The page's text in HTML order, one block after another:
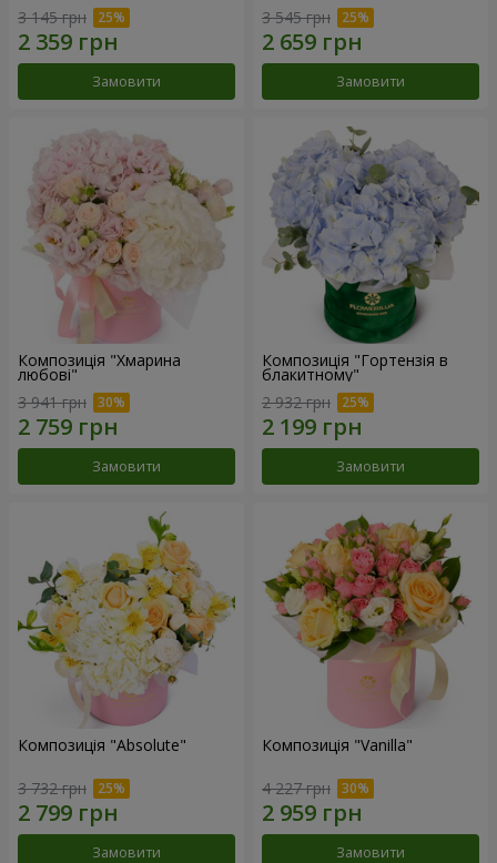
3 145 грн
Замовити
3 545 грн
Замовити
Композиція "Хмарина
любові"
3 941 грн
Замовити
Композиція "Гортензія в
блакитному"
2 932 грн
Замовити
Композиція "Absolute"
3 732 грн
Замовити
Композиція "Vanilla"
4 227 грн
Замовити